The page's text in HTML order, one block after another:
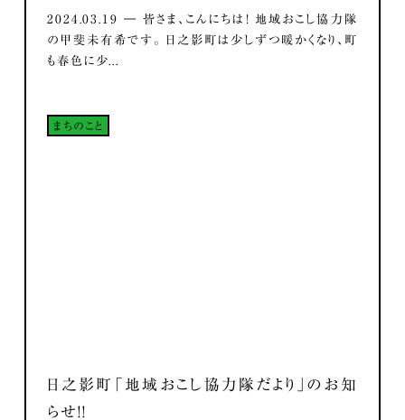
2024.03.19 ― 皆さま、こんにちは！ 地域おこし協力隊
の甲斐未有希です。 日之影町は少しずつ暖かくなり、町
も春色に少...
まちのこと
日之影町「地域おこし協力隊だより」のお知
らせ！！